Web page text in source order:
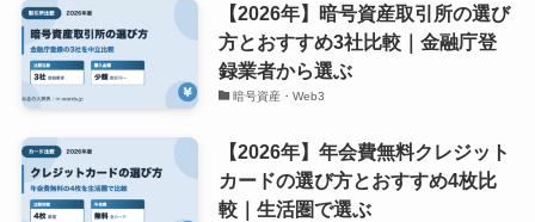
【2026年】暗号資産取引所の選び
方とおすすめ3社比較｜金融庁登
録業者から選ぶ
暗号資産・Web3
【2026年】年会費無料クレジット
カードの選び方とおすすめ4枚比
較｜生活圏で選ぶ